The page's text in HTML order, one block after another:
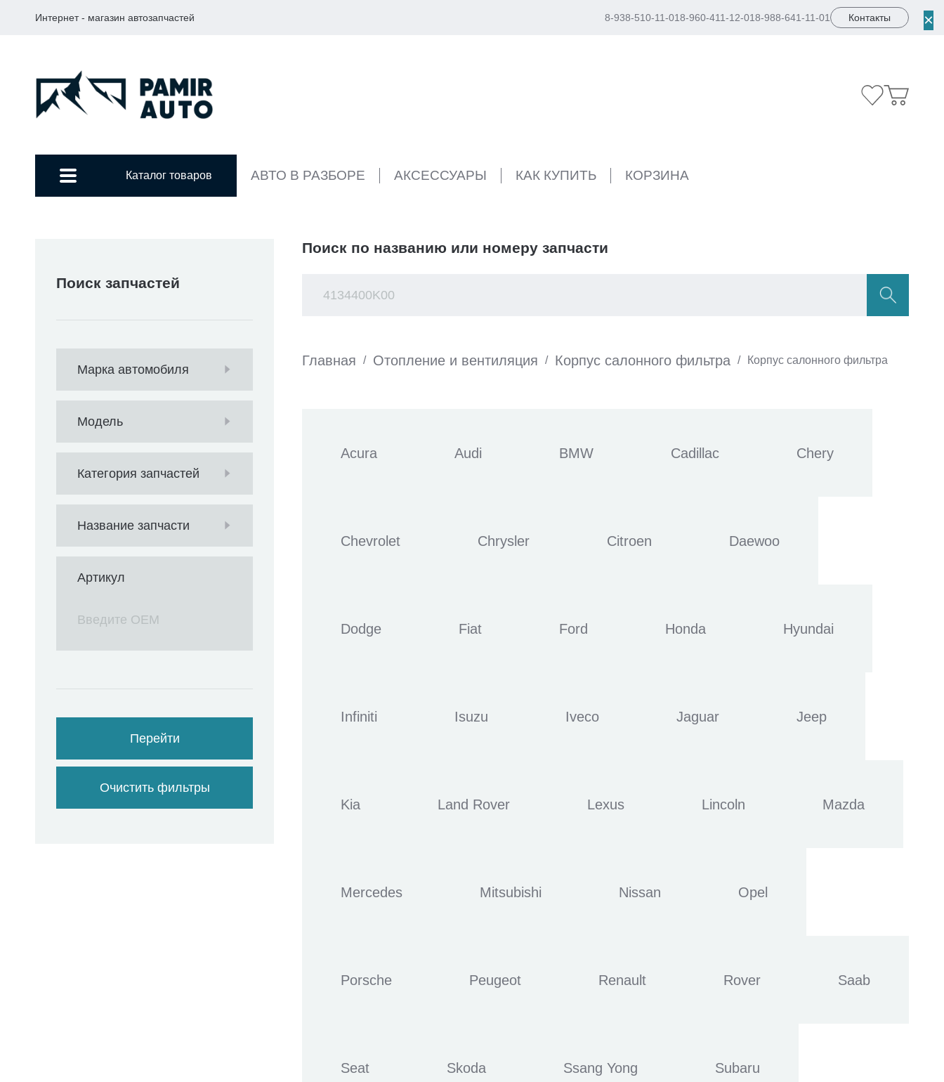
Интернет - магазин автозапчастей 8-938-510-11-018-960-411-12-018-988-641-11-01 Контакты
Каталог товаров АВТО В РАЗБОРЕ АКСЕССУАРЫ КАК КУПИТЬ КОРЗИНА
×
Поиск запчастей
Марка автомобиля
Модель
Категория запчастей
Название запчасти
Артикул
Перейти
Очистить фильтры
Поиск по названию или номеру запчасти
Главная / Отопление и вентиляция / Корпус салонного фильтра / Корпус салонного фильтра
Acura Audi BMW Cadillac Chery
Chevrolet Chrysler Citroen Daewoo
Dodge Fiat Ford Honda Hyundai
Infiniti Isuzu Iveco Jaguar Jeep
Kia Land Rover Lexus Lincoln Mazda
Mercedes Mitsubishi Nissan Opel
Porsche Peugeot Renault Rover Saab
Seat Skoda Ssang Yong Subaru